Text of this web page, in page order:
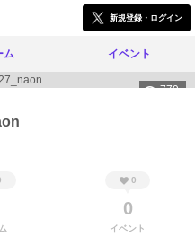
新規登録・ログイン
ム イベント
779
0
0
イベント